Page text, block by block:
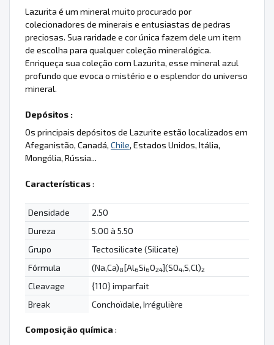
Lazurita é um mineral muito procurado por
colecionadores de minerais e entusiastas de pedras
preciosas. Sua raridade e cor única fazem dele um item
de escolha para qualquer coleção mineralógica.
Enriqueça sua coleção com Lazurita, esse mineral azul
profundo que evoca o mistério e o esplendor do universo
mineral.
Depósitos :
Os principais depósitos de Lazurite estão localizados em
Afeganistão, Canadá, Chile, Estados Unidos, Itália,
Mongólia, Rússia...
Características:
Densidade
2.50
Dureza
5.00 à 5.50
Grupo
Tectosilicate (Silicate)
Fórmula
(Na,Ca)8[Al6Si6O24](SO4,S,Cl)2
Cleavage
{110} imparfait
Break
Conchoïdale, Irrégulière
Composição química :